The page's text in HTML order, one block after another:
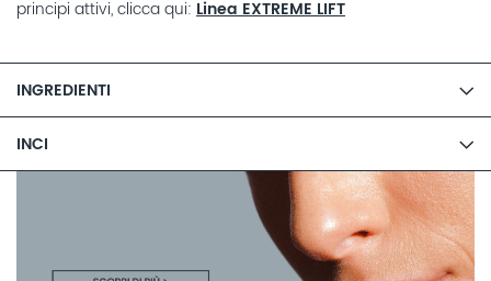
principi attivi, clicca qui: Linea EXTREME LIFT
INGREDIENTI
INCI